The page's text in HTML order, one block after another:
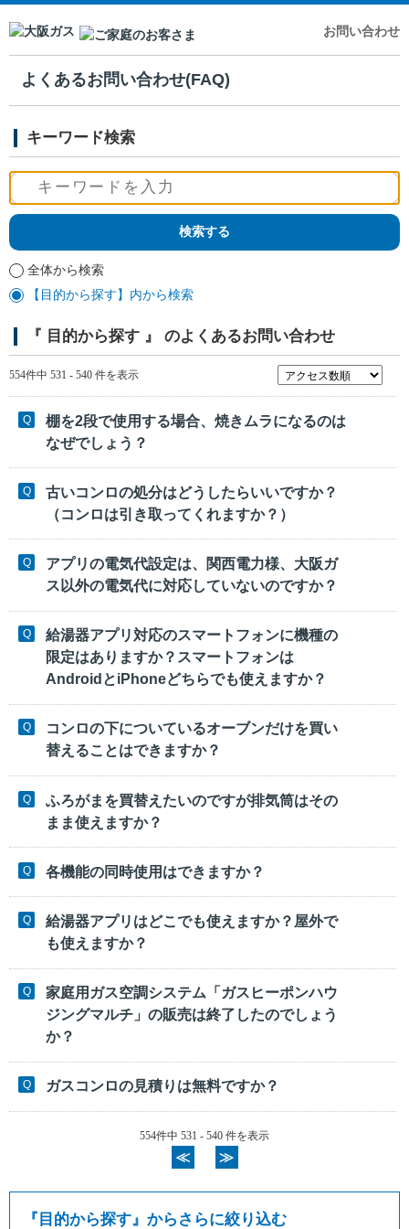
お問い合わせ
よくあるお問い合わせ(FAQ)
キーワード検索
全体から検索
【目的から探す】内から検索
『 目的から探す 』 のよくあるお問い合わせ
554件中 531 - 540 件を表示
棚を2段で使用する場合、焼きムラになるのは
なぜでしょう？
古いコンロの処分はどうしたらいいですか？
（コンロは引き取ってくれますか？）
アプリの電気代設定は、関西電力様、大阪ガ
ス以外の電気代に対応していないのですか？
給湯器アプリ対応のスマートフォンに機種の
限定はありますか？スマートフォンは
AndroidとiPhoneどちらでも使えますか？
コンロの下についているオーブンだけを買い
替えることはできますか？
ふろがまを買替えたいのですが排気筒はその
まま使えますか？
各機能の同時使用はできますか？
給湯器アプリはどこでも使えますか？屋外で
も使えますか？
家庭用ガス空調システム「ガスヒーポンハウ
ジングマルチ」の販売は終了したのでしょう
か？
ガスコンロの見積りは無料ですか？
554件中 531 - 540 件を表示
≪ ≫
『 目的から探す』からさらに絞り込む